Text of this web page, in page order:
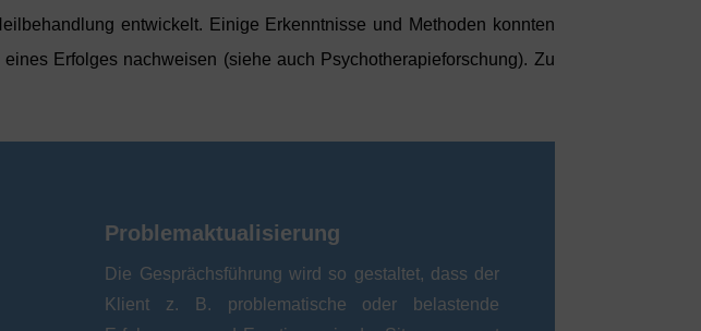
entwickelt. Einige Erkenntnisse und Methoden konnten
Erfolges nachweisen (siehe auch Psychotherapieforschung). Zu
Problemaktualisierung
Die Gesprächsführung wird so gestaltet, dass der
Klient z. B. problematische oder belastende